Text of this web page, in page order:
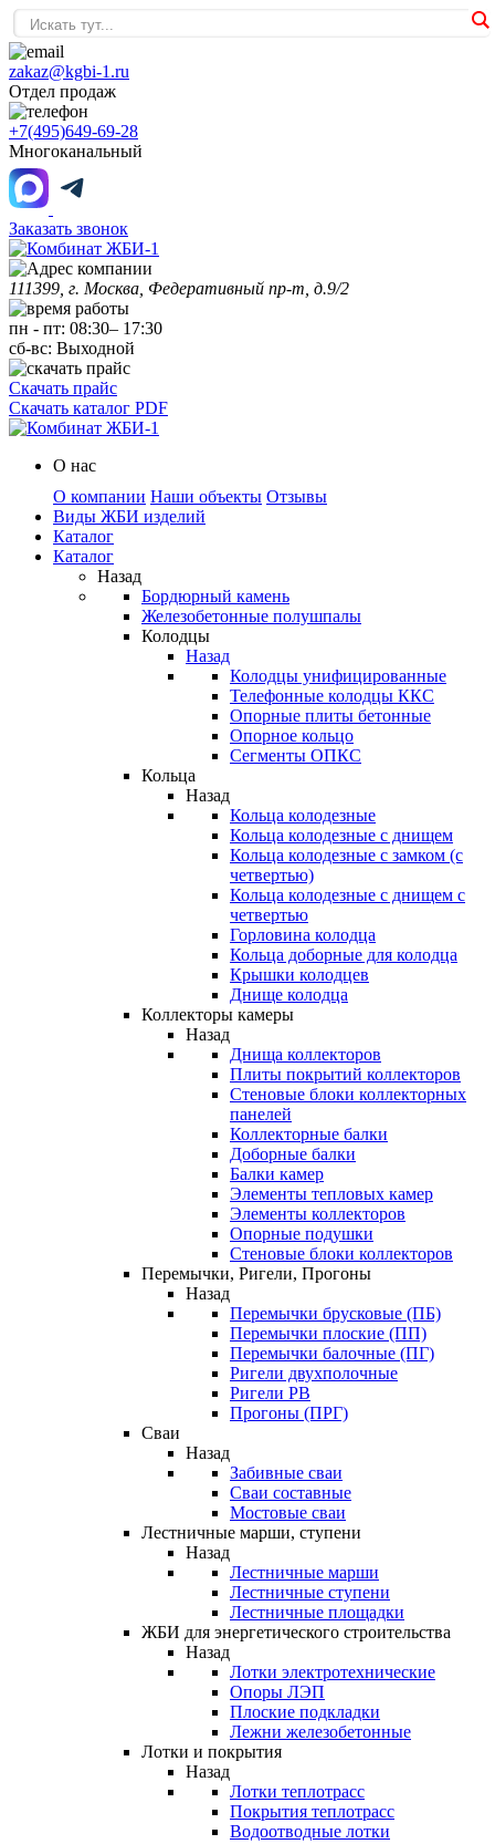
zakaz@kgbi-1.ru
Отдел продаж
+7(495)649-69-28
Многоканальный
Заказать звонок
111399, г. Москва, Федеративный пр-т, д.9/2
пн - пт: 08:30– 17:30
сб-вс: Выходной
Скачать прайс
Скачать каталог PDF
О нас
О компании Наши объекты Отзывы
Виды ЖБИ изделий
Каталог
Каталог
Назад
Бордюрный камень
Железобетонные полушпалы
Колодцы
Назад
Колодцы унифицированные
Телефонные колодцы ККС
Опорные плиты бетонные
Опорное кольцо
Сегменты ОПКС
Кольца
Назад
Кольца колодезные
Кольца колодезные с днищем
Кольца колодезные с замком (с
четвертью)
Кольца колодезные с днищем с
четвертью
Горловина колодца
Кольца доборные для колодца
Крышки колодцев
Днище колодца
Коллекторы камеры
Назад
Днища коллекторов
Плиты покрытий коллекторов
Стеновые блоки коллекторных
панелей
Коллекторные балки
Доборные балки
Балки камер
Элементы тепловых камер
Элементы коллекторов
Опорные подушки
Стеновые блоки коллекторов
Перемычки, Ригели, Прогоны
Назад
Перемычки брусковые (ПБ)
Перемычки плоские (ПП)
Перемычки балочные (ПГ)
Ригели двухполочные
Ригели РВ
Прогоны (ПРГ)
Сваи
Назад
Забивные сваи
Сваи составные
Мостовые сваи
Лестничные марши, ступени
Назад
Лестничные марши
Лестничные ступени
Лестничные площадки
ЖБИ для энергетического строительства
Назад
Лотки электротехнические
Опоры ЛЭП
Плоские подкладки
Лежни железобетонные
Лотки и покрытия
Назад
Лотки теплотрасс
Покрытия теплотрасс
Водоотводные лотки